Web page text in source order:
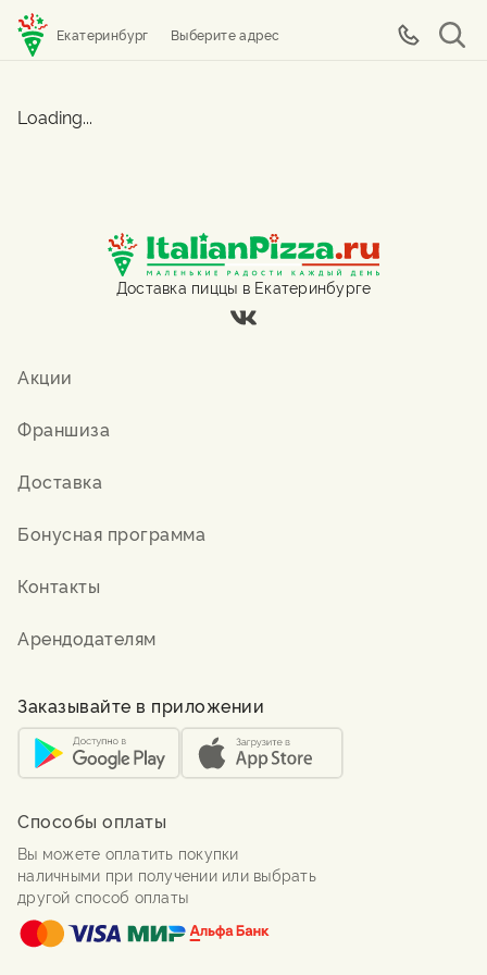
Екатеринбург Выберите адрес
Loading...
Доставка пиццы в Екатеринбурге
Акции
Франшиза
Доставка
Бонусная программа
Контакты
Арендодателям
Заказывайте в приложении
Способы оплаты
Вы можете оплатить покупки
наличными при получении или выбрать
другой способ оплаты